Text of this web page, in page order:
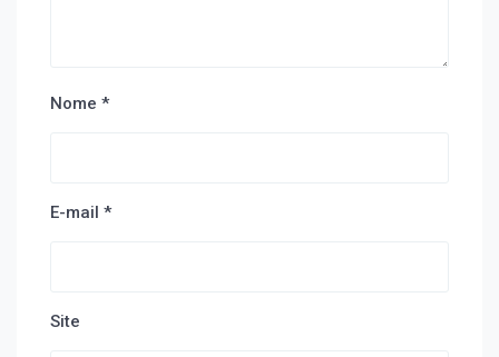
Nome *
E-mail *
Site